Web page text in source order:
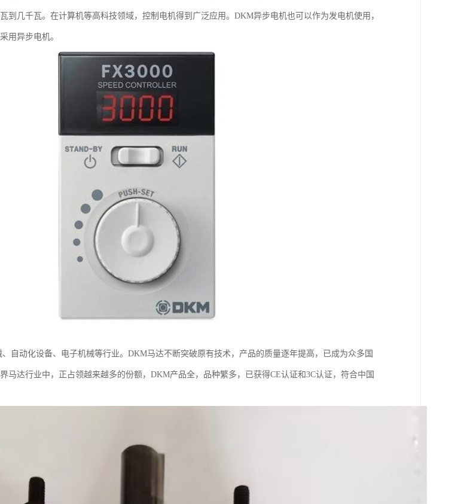
到几千瓦。在计算机等高科技领域，控制电机得到广泛应用。DKM异步电机也可以作为发电机使用，
用异步电机。
自动化设备、电子机械等行业。DKM马达不断突破原有技术，产品的质量逐年提高，已成为众多国
马达行业中，正占领越来越多的份额，DKM产品全，品种繁多，已获得CE认证和3C认证，符合中国